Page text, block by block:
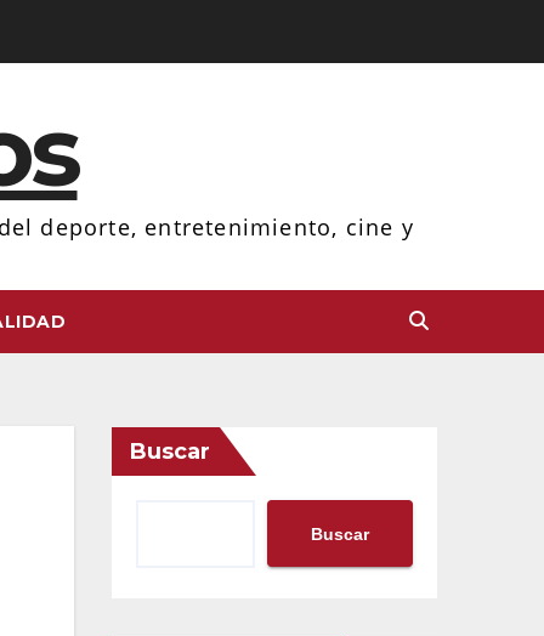
deporte, entretenimiento, cine y
Buscar
Buscar